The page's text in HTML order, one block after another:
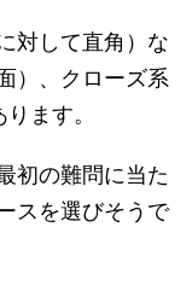
対して直角）な
）、クローズ系
ます。
初の難問に当た
スを選びそうで